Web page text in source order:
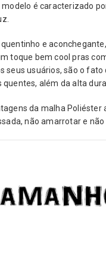
modelo é caracterizado
e
toque bem cool pras
seus usuários, são o
além da alta
da malha
não amarrotar e